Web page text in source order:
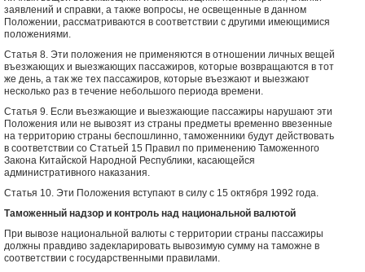
заявлений и справки, а также вопросы, не освещенные в данном
Положении, рассматриваются в соответствии с другими имеющимися
положениями.
Статья 8. Эти положения не применяются в отношении личных вещей
въезжающих и выезжающих пассажиров, которые возвращаются в тот
же день, а так же тех пассажиров, которые въезжают и выезжают
несколько раз в течение небольшого периода времени.
Статья 9. Если въезжающие и выезжающие пассажиры нарушают эти
Положения или не вывозят из страны предметы временно ввезенные
на территорию страны беспошлинно, таможенники будут действовать
в соответствии со Статьей 15 Правил по применению Таможенного
Закона Китайской Народной Республики, касающейся
административного наказания.
Статья 10. Эти Положения вступают в силу с 15 октября 1992 года.
Таможенный надзор и контроль над национальной валютой
При вывозе национальной валюты с территории страны пассажиры
должны правдиво задекларировать вывозимую сумму на таможне в
соответствии с государственными правилами.